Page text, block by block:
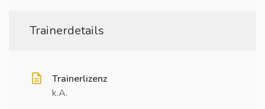
Trainerdetails
Trainerlizenz
k.A.